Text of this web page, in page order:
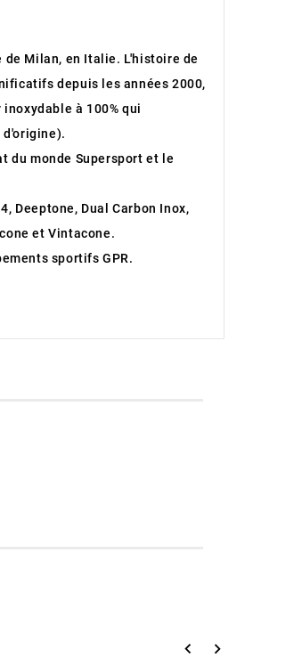
Milan, en Italie. L'histoire de
depuis les années 2000,
à 100% qui
d'origine).
du monde Supersport et le
Deeptone, Dual Carbon Inox,
et Vintacone.
sportifs GPR.